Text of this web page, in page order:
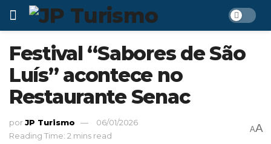
Festival “Sabores de São
Luís” acontece no
Restaurante Senac
porJP Turismo
06/01/2026
Reading Time: 2 mins read
AA